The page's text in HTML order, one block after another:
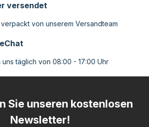
versendet
von unserem Versandteam
täglich von 08:00 - 17:00 Uhr
Sie unseren kostenlosen
Newsletter!